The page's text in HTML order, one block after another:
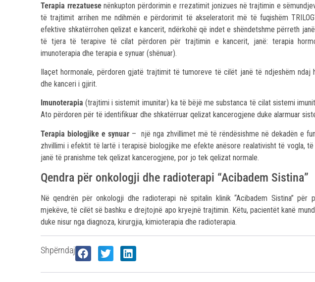
Terapia rrezatuesenënkupton përdorimin e rrezatimit jonizues në trajtimin e
të trajtimit arrihen me ndihmën e përdorimit të akseleratorit më të fuqishëm
efektive shkatërrohen qelizat e kancerit, ndërkohë që indet e shëndetshme përreth
të tjera të terapive të cilat përdoren për trajtimin e kancerit, janë: terapia
imunoterapia dhe terapia e synuar (shënuar).
Ilaçet hormonale, përdoren gjatë trajtimit të tumoreve të cilët janë të ndjeshëm ndaj
dhe kanceri i gjirit.
Imunoterapia (trajtimi i sistemit imunitar) ka të bëjë me substanca të cilat sistemi
Ato përdoren për të identifikuar dhe shkatërruar qelizat kancerogjene duke alarmuar
Terapia biologjike e synuar – një nga zhvillimet më të rëndësishme në dekadën e
zhvillimi i efektit të lartë i terapisë biologjike me efekte anësore realativisht të vogla,
janë të pranishme tek qelizat kancerogjene, por jo tek qelizat normale.
Qendra për onkologji dhe radioterapi “Acibadem Sistina”
Në qendrën për onkologji dhe radioterapi në spitalin klinik “Acibadem Sistina”
mjekëve, të cilët së bashku e drejtojnë apo kryejnë trajtimin. Këtu, pacientët kanë
duke nisur nga diagnoza, kirurgjia, kimioterapia dhe radioterapia.
Shpërndaj